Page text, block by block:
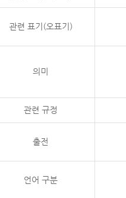
관련 표기(오표기)
의미
관련 규정
출전
언어 구분